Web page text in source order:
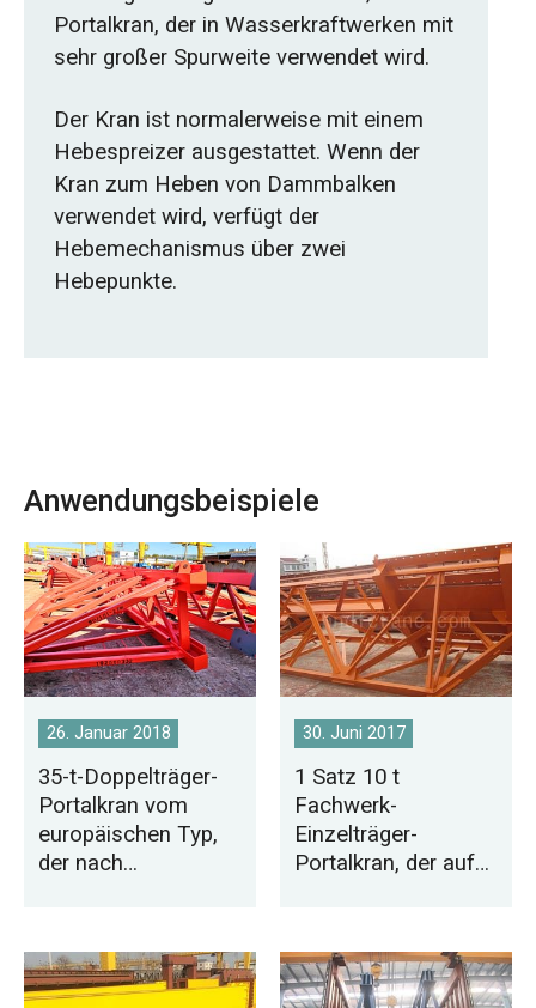
Portalkran, der in Wasserkraftwerken mit
sehr großer Spurweite verwendet wird.
Der Kran ist normalerweise mit einem
Hebespreizer ausgestattet. Wenn der
Kran zum Heben von Dammbalken
verwendet wird, verfügt der
Hebemechanismus über zwei
Hebepunkte.
Anwendungsbeispiele
26. Januar 2018
35-t-Doppelträger-
Portalkran vom
europäischen Typ,
der nach
30. Juni 2017
1 Satz 10 t
Fachwerk-
Einzelträger-
Portalkran, der auf